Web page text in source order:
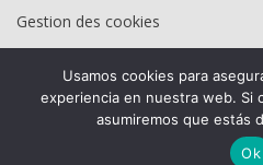
Gestion des cookies
Usamos cookies para
experiencia en nuestra web. Si
asumiremos que estás
Ok